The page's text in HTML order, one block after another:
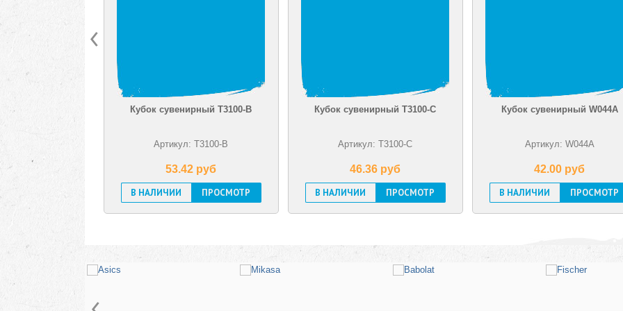
сувенирный T3100-B
T3100-B
53.42 pуб
Кубок сувенирный T3100-C
Артикул: T3100-C
46.36 pуб
В НАЛИЧИИ
ПРОСМОТР
Кубок сувенирный W044A
Артикул: W044A
42.00 pуб
В НАЛИЧИИ
ПРОСМОТР
Кубок сувенирный
Артикул: JB001-A
48.40 pуб
В НАЛИЧИИ